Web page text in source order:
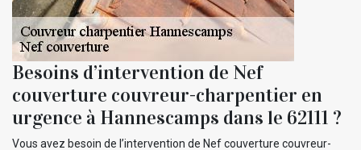
Besoins d’intervention de Nef
couverture couvreur-charpentier en
urgence à Hannescamps dans le 62111 ?
Vous avez besoin de l’intervention de Nef couverture couvreur-